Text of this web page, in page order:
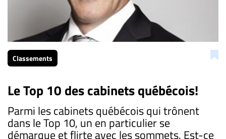
Classements
Le Top 10 des cabinets québécois!
Parmi les cabinets québécois qui trônent
dans le Top 10, un en particulier se
démarque et flirte avec les sommets. Est-ce